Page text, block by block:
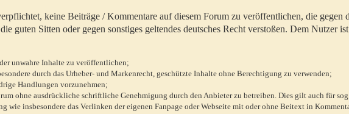
keine Beiträge / Kommentare auf diesem Forum zu veröffentlichen, die gegen
guten Sitten oder gegen sonstiges geltendes deutsches Recht verstoßen. Dem Nutzer
unwahre Inhalte zu veröffentlichen;
durch das Urheber- und Markenrecht, geschützte Inhalte ohne Berechtigung zu verwenden;
Handlungen vorzunehmen;
ohne ausdrückliche schriftliche Genehmigung durch den Anbieter zu betreiben. Dies gilt auch für
wie insbesondere das Verlinken der eigenen Fanpage oder Webseite mit oder ohne Beitext in